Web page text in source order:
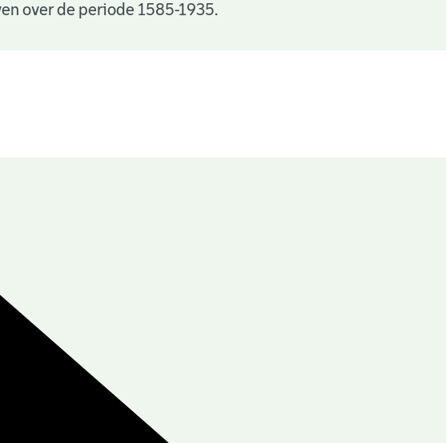
over de periode 1585-1935.